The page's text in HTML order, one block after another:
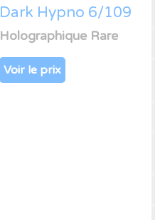
Dark Hypno 6/109
Holographique Rare
Voir le prix